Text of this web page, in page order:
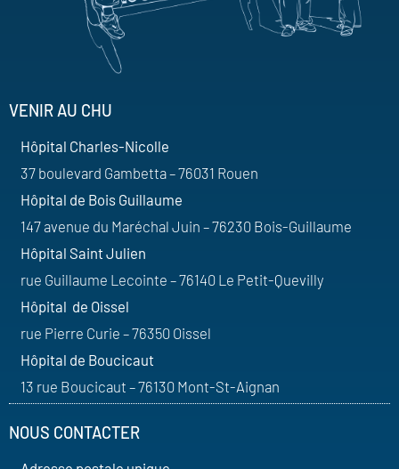
VENIR AU CHU
Hôpital Charles-Nicolle
37 boulevard Gambetta – 76031 Rouen
Hôpital de Bois Guillaume
147 avenue du Maréchal Juin – 76230 Bois-Guillaume
Hôpital Saint Julien
rue Guillaume Lecointe – 76140 Le Petit-Quevilly
Hôpital de Oissel
rue Pierre Curie – 76350 Oissel
Hôpital de Boucicaut
13 rue Boucicaut – 76130 Mont-St-Aignan
NOUS CONTACTER